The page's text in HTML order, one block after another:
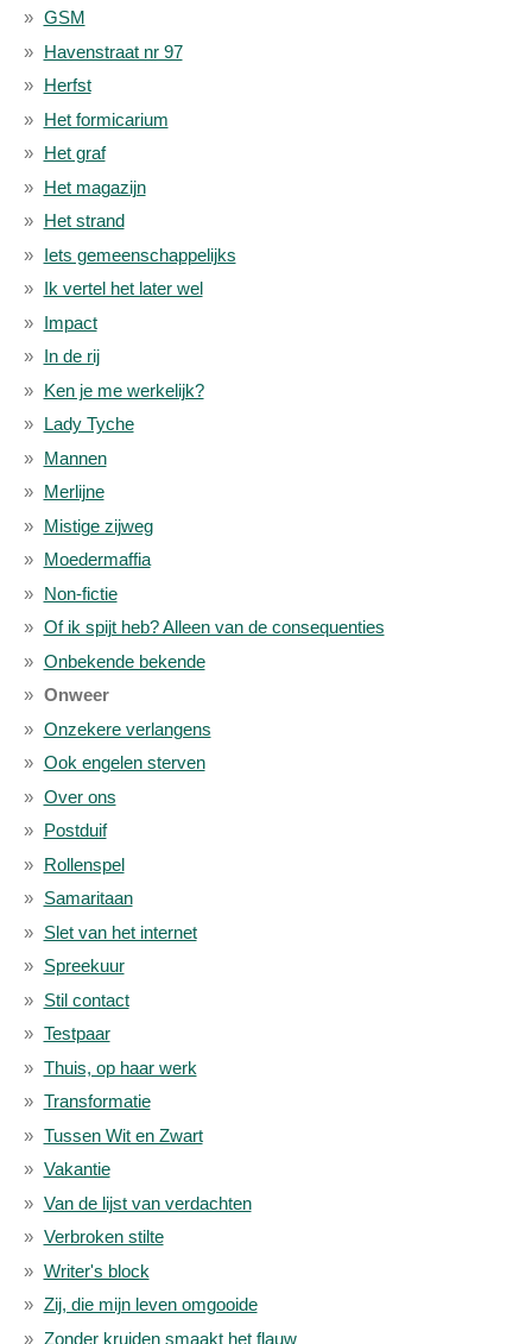
GSM
Havenstraat nr 97
Herfst
Het formicarium
Het graf
Het magazijn
Het strand
Iets gemeenschappelijks
Ik vertel het later wel
Impact
In de rij
Ken je me werkelijk?
Lady Tyche
Mannen
Merlijne
Mistige zijweg
Moedermaffia
Non-fictie
Of ik spijt heb? Alleen van de consequenties
Onbekende bekende
Onweer
Onzekere verlangens
Ook engelen sterven
Over ons
Postduif
Rollenspel
Samaritaan
Slet van het internet
Spreekuur
Stil contact
Testpaar
Thuis, op haar werk
Transformatie
Tussen Wit en Zwart
Vakantie
Van de lijst van verdachten
Verbroken stilte
Writer's block
Zij, die mijn leven omgooide
Zonder kruiden smaakt het flauw